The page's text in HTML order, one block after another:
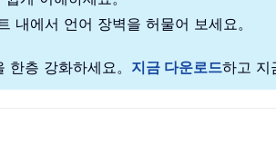
내에서 언어 장벽을 허물어 보세요。
층 강화하세요。 지금 다운로드하고 지